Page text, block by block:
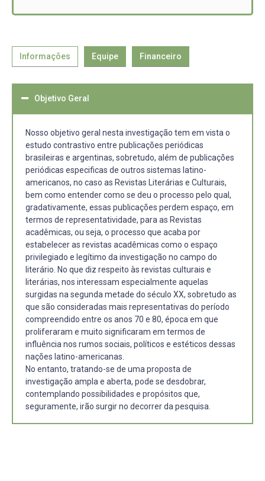
Informações Equipe Financeiro
Objetivo Geral
Nosso objetivo geral nesta investigação tem em vista o
estudo contrastivo entre publicações periódicas
brasileiras e argentinas, sobretudo, além de publicações
periódicas especificas de outros sistemas latino-
americanos, no caso as Revistas Literárias e Culturais,
bem como entender como se deu o processo pelo qual,
gradativamente, essas publicações perdem espaço, em
termos de representatividade, para as Revistas
acadêmicas, ou seja, o processo que acaba por
estabelecer as revistas acadêmicas como o espaço
privilegiado e legítimo da investigação no campo do
literário. No que diz respeito às revistas culturais e
literárias, nos interessam especialmente aquelas
surgidas na segunda metade do século XX, sobretudo as
que são consideradas mais representativas do período
compreendido entre os anos 70 e 80, época em que
proliferaram e muito significaram em termos de
influência nos rumos sociais, políticos e estéticos dessas
nações latino-americanas.
No entanto, tratando-se de uma proposta de
investigação ampla e aberta, pode se desdobrar,
contemplando possibilidades e propósitos que,
seguramente, irão surgir no decorrer da pesquisa.